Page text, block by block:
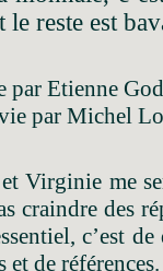
le reste est
par Etienne
par Michel
et Virginie me
craindre des
c’est de
et de références.